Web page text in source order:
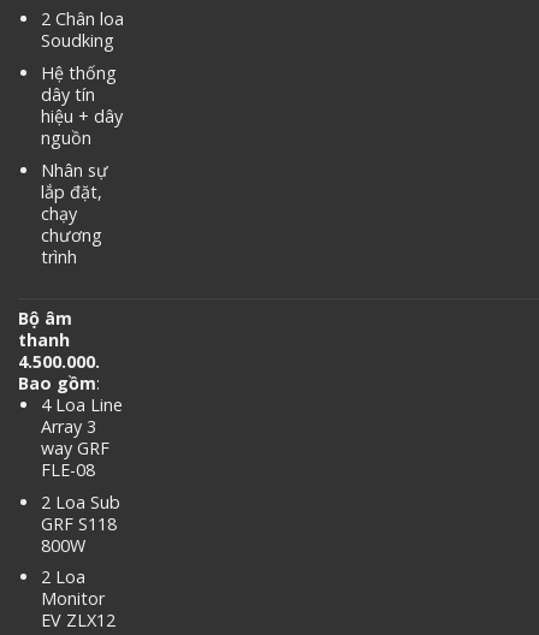
2 Chân loa
Soudking
Hệ thống
dây tín
hiệu + dây
nguồn
Nhân sự
lắp đặt,
chạy
chương
trình
Bộ âm
thanh
4.500.000.
Bao gồm:
4 Loa Line
Array 3
way GRF
FLE-08
2 Loa Sub
GRF S118
800W
2 Loa
Monitor
EV ZLX12